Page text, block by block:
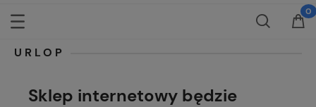
URLOP
Sklep internetowy będzie